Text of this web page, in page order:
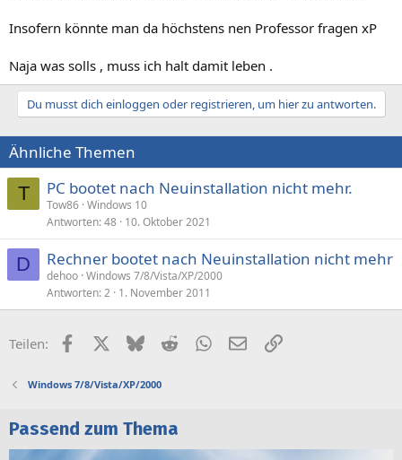
Insofern könnte man da höchstens nen Professor fragen xP
Naja was solls , muss ich halt damit leben .
Du musst dich einloggen oder registrieren, um hier zu antworten.
Ähnliche Themen
T PC bootet nach Neuinstallation nicht mehr.
Tow86 Windows 10
Antworten 48 10. Oktober 2021
D Rechner bootet nach Neuinstallation nicht mehr
dehoo Windows 7/8/Vista/XP/2000
Antworten 2 1. November 2011
Teilen: FacebookX (Twitter)
BlueskyRedditWhatsApp
E-MailLink
Windows 7/8/Vista/XP/2000
Passend zum Thema